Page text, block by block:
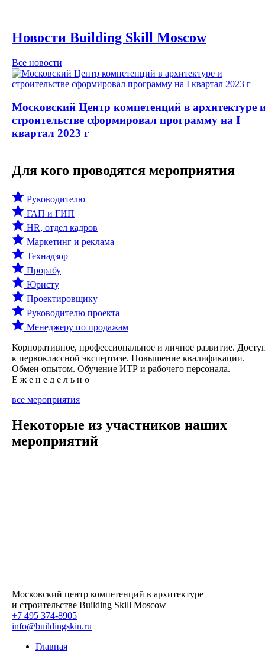
Новости Building Skill Moscow
Все новости
Московский Центр компетенций в архитектуре
строительстве сформировал программу на I
квартал 2023 г
Для кого проводятся мероприятия
Руководителю
ГАП и ГИП
HR, отдел кадров
Маркетинг и реклама
Технадзор
Прорабу
Юристу
Проектировщику
Руководителю проекта
Менеджеру по продажам
Корпоративное, профессиональное и личное развитие.
к первоклассной экспертизе. Повышение квалификации.
Обмен опытом. Обучение ИТР и рабочего персонала.
Е ж е н е д е л ь н о
все мероприятия
Некоторые из участников наших
мероприятий
Московский центр компетенций в архитектуре
и строительстве Building Skill Moscow
+7 495 374-8905
info@buildingskin.ru
Главная